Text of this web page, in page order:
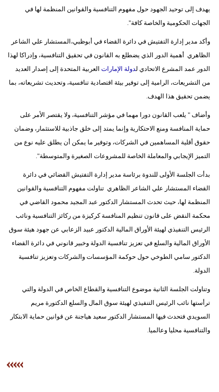
يهدف إلى توحيد الجهود حول مفهوم التنافسية والقوانين المنظمة لها في
الجهات الحكومية والخاصة كافة".
وأكد مدير إدارة التفتيش في دائرة القضاء في أبوظبي،المستشار علي الشاعر
الظاهري أهمية الدور الذي يضطلع به القانون في تحقيق التنافسية، وإدراكا لهذا
الدور عمد المشرع الاتحادي لدولة الإمارات العربية المتحدة إلى إصدار العديد
من التشريعات، الرامية إلى توفير بيئة اقتصادية تنافسية، وتحديث تشريعاته، بما
يضمن تحقيق هذا الهدف.
وأضاف " يلعب القانون دورا مهما في مؤشر التنافسية، ولا يقتصر الأمر على
حماية المنافسة ومنع الاحتكارية وإنما يمتد إلى خلق جاذبية للاستثمار، وضمان
حقوق أقلية المساهمين في الشركات، وتوفير ما يمكن أن يطلق عليه نوع من
التميز الإيجابي والمعاملة الخاصة للمشروعات الصغيرة والمتوسطة".
بدأت الجلسة الأولى للندوة برئاسة مدير إدارة التفتيش القضائي في دائرة
القضاء المستشار علي الشاعر الظاهري تناولت مفهوم التنافسية والقوانين
المنظمة لها، حيث تحدث المستشار الدكتور عبد المجيد محمود القاضي في
محكمة النقض على قانون تنظيم المنافسة كركيزة من ركائز التنافسية ونائب
الرئيس التنفيذي لهيئة الأوراق المالية الدكتور عبيد الزعابي عن جهود هيئة سوق
الأوراق المالية والسلع في تعزيز تنافسية الدولة وخبير قانوني في دائرة القضاء
الدكتور سامي الطوخي حول حوكمة المؤسسات والشركات وتعزيز تنافسية
الدولة.
وتناولت الجلسة الثانية موضوع التنافسية والقطاع الخاص في الدولة والتي
ترأستها نائب الرئيس التنفيذي لهيئة سوق المال والسلع الدكتورة مريم
السويدي فتحدث فيها المستشار الدكتور سعيد هياجنة عن قوانين حماية الابتكار
والتنافسية محليا وعالميا.